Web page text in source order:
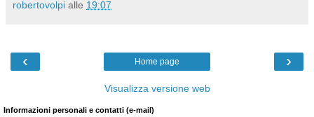
robertovolpi alle 19:07
‹ ›
Home page
Visualizza versione web
Informazioni personali e contatti (e-mail)